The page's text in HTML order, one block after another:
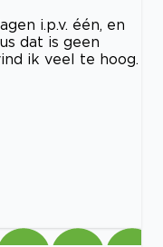
i.p.v. één, en
dat is geen
ik veel te hoog.